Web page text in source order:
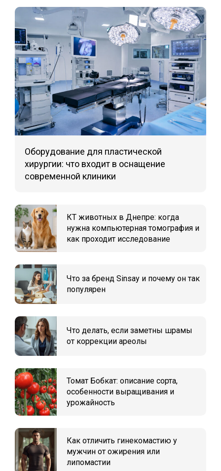
Оборудование для пластической
хирургии: что входит в оснащение
современной клиники
КТ животных в Днепре: когда
нужна компьютерная томография и
как проходит исследование
Что за бренд Sinsay и почему он так
популярен
Что делать, если заметны шрамы
от коррекции ареолы
Томат Бобкат: описание сорта,
особенности выращивания и
урожайность
Как отличить гинекомастию у
мужчин от ожирения или
липомастии